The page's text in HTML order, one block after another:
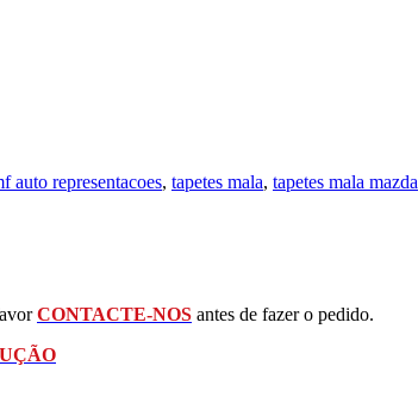
auto representacoes, tapetes mala, tapetes mala mazda
CONTACTE-NOS antes de fazer o pedido.